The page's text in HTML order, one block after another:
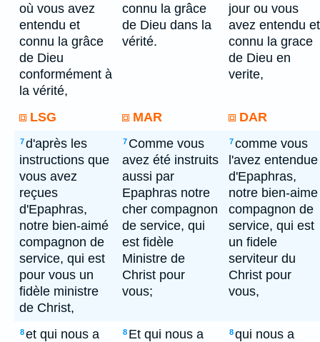
où vous avez
entendu et
connu la grâce
de Dieu
conformément à
la vérité,
connu la grâce
de Dieu dans la
vérité.
jour ou vous
avez entendu et
connu la grace
de Dieu en
verite,
LSG MAR DAR
7d'après les
instructions que
vous avez
reçues
d'Epaphras,
notre bien-aimé
compagnon de
service, qui est
pour vous un
fidèle ministre
de Christ,
7 Comme vous
avez été instruits
aussi par
Epaphras notre
cher compagnon
de service, qui
est fidèle
Ministre de
Christ pour
vous;
7comme vous
l'avez entendue
d'Epaphras,
notre bien-aime
compagnon de
service, qui est
un fidele
serviteur du
Christ pour
vous,
8et qui nous a
8 Et qui nous a
8qui nous a